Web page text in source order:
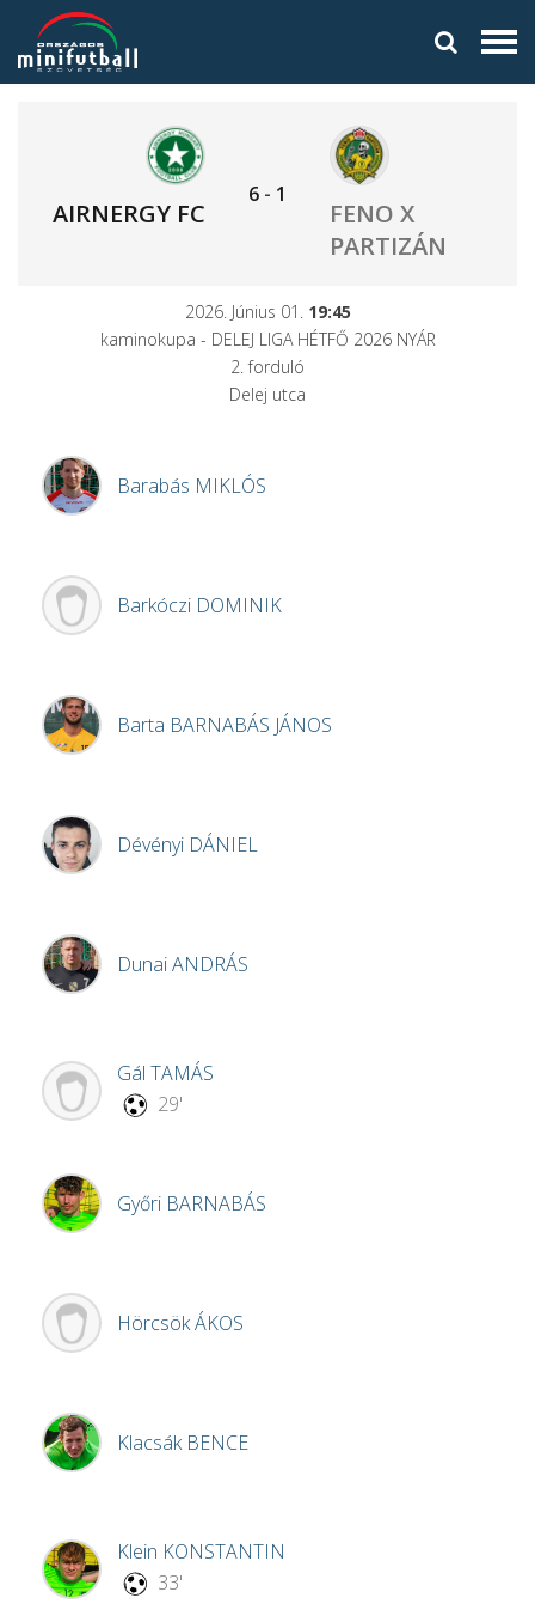
AIRNERGY FC
6- 1
FENO X
PARTIZÁN
2026. Június 01. 19:45
kaminokupa - DELEJ LIGA HÉTFŐ 2026 NYÁR
2. forduló
Delej utca
Barabás MIKLÓS
Barkóczi DOMINIK
Barta BARNABÁS JÁNOS
Dévényi DÁNIEL
DunaiANDRÁS
Gál TAMÁS
29'
Győri BARNABÁS
HörcsökÁKOS
Klacsák BENCE
Klein KONSTANTIN
33'